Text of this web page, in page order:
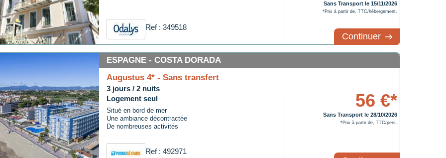
Ref : 349518
Sans Transport le 15/11/2026
*Prix à partir de, TTC/hébergement.
Continuer
ESPAGNE - COSTA DORADA
Augustus 4* - Sans transfert
3 jours / 2 nuits
Logement seul
Situé en bord de mer
Une ambiance décontractée
De nombreuses activités
Ref : 492971
56 €*
Sans Transport le 28/10/2026
*Prix à partir de, TTC/pers.